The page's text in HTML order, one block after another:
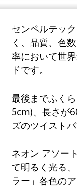
センペルテッ
く、品質、色
率において世
ドです。
最後までふく
5cm)、長さが
ズのツイストバ
ネオン アソー
て明るく光る
ラー」各色のア